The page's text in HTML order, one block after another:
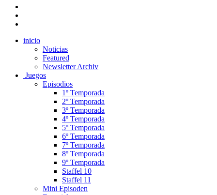
inicio
Noticias
Featured
Newsletter Archiv
Juegos
Episodios
1º Temporada
2º Temporada
3º Temporada
4º Temporada
5º Temporada
6º Temporada
7º Temporada
8º Temporada
9º Temporada
Staffel 10
Staffel 11
Mini Episoden